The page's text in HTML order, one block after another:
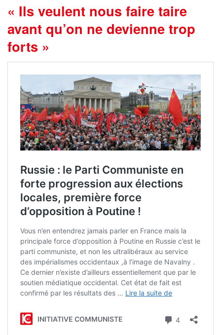
« Ils veulent nous faire taire
avant qu’on ne devienne trop
forts »